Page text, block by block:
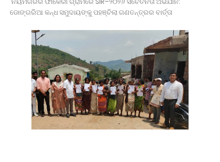
ମୃତ, ଜଗନ୍ନାଥପ୍ରସାଦ ପୋଲିସ ଦ୍ୱାରା ଗାଡ଼ି ଓ ଡ୍ରାଇଭର
ଅଟକ ।
ଓ ସାର ବୋଝେଇ ଟ୍ରକ ଜବତ।
ସାମ୍ବାଦିକ ଭବନରେ ମେଗା ରକ୍ତଦାନ ଶିବିର, ୯୩ ୟୁନିଟ୍
ସଂଗୃହିତ
ପୂର୍ବତନ ସେନା ଅଧିକାରୀଙ୍କ ନାଁରେ ପୋଲିସର ମିଥ୍ୟା
ମାମଲା , ନ୍ୟାୟ ପାଇଁ ଉଚ୍ଚ ନ୍ୟାୟାଳୟଙ୍କ ଦ୍ବାରସ୍ଥ
ରାଷ୍ଟ୍ରପତିଙ୍କୁ ଓଡ଼ିଶାର ହସ୍ତତନ୍ତ ଓ ହସ୍ତଶିଳ୍ପର
କଳାକୃତି ଉପହାର ପ୍ରଦାନ କଲେ ରାଜ୍ୟପାଳ*
ମାନ୍ୟବର ରାଷ୍ଟ୍ରପତିଙ୍କୁ ବ୍ରହ୍ମପୁର ରେଳଷ୍ଟେସନରେ
ବିପୁଳ ସ୍ୱାଗତ ସମ୍ବର୍ଦ୍ଧନା
ପ୍ରାରମ୍ଭିକ ପର୍ଯ୍ୟାୟରେ ମୁଖ୍ୟମନ୍ତ୍ରୀଙ୍କ ୧୧୦ କୋଟି
ଡୋଙ୍ଗରିଆ କନ୍ଧ ସମୁଦାୟଙ୍କୁ ପହଞ୍ଚିଲା ଗଣତନ୍ତ୍ରର ବାର୍ତ୍ତା